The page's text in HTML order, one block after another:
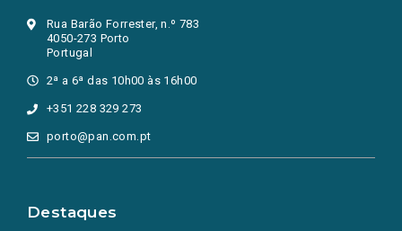
Rua Barão Forrester, n.º 783
4050-273 Porto
Portugal
2ª a 6ª das 10h00 às 16h00
+351 228 329 273
porto@pan.com.pt
Destaques